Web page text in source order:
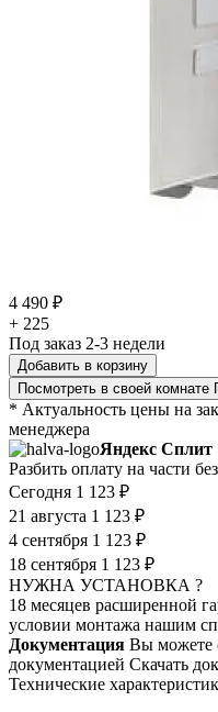
4 490 ₽
+ 225
Под заказ 2-3 недели
Добавить в корзину
Посмотреть в своей комнате
* Актуальность цены на
менеджера
Яндекс Сплит
Разбить оплату на части
Сегодня 1 123 ₽
21 августа 1 123 ₽
4 сентября 1 123 ₽
18 сентября 1 123 ₽
НУЖНА УСТАНОВКА ?
18 месяцев расширенной
условии монтажа нашим
Документация Вы можете
документацией Скачать
Технические